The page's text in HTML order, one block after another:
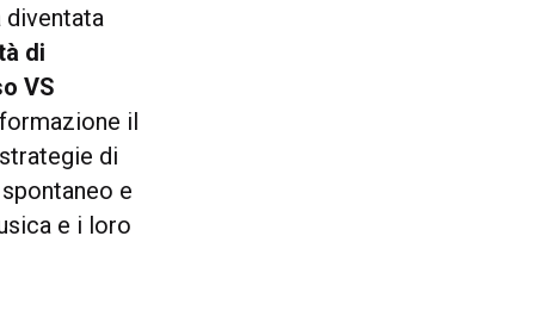
diventata
di
VS
il
di
e
e i loro